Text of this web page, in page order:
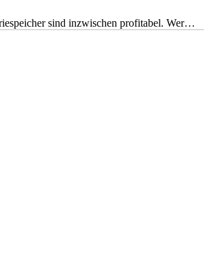
sind inzwischen profitabel. Wer…